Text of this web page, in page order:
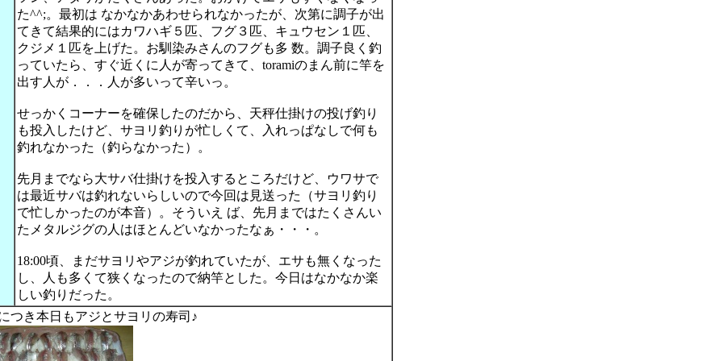
た^^;。最初は なかなかあわせられなかったが、次第に調子が出
てきて結果的にはカワハギ５匹、フグ３匹、キュウセン１匹、
クジメ１匹を上げた。お馴染みさんのフグも多 数。調子良く釣
っていたら、すぐ近くに人が寄ってきて、toramiのまん前に竿を
出す人が．．．人が多いって辛いっ。
せっかくコーナーを確保したのだから、天秤仕掛けの投げ釣り
も投入したけど、サヨリ釣りが忙しくて、入れっぱなしで何も
釣れなかった（釣らなかった）。
先月までなら大サバ仕掛けを投入するところだけど、ウワサで
は最近サバは釣れないらしいので今回は見送った（サヨリ釣り
で忙しかったのが本音）。そういえ ば、先月まではたくさんい
たメタルジグの人はほとんどいなかったなぁ・・・。
18:00頃、まだサヨリやアジが釣れていたが、エサも無くなった
し、人も多くて狭くなったので納竿とした。今日はなかなか楽
しい釣りだった。
つき本日もアジとサヨリの寿司♪